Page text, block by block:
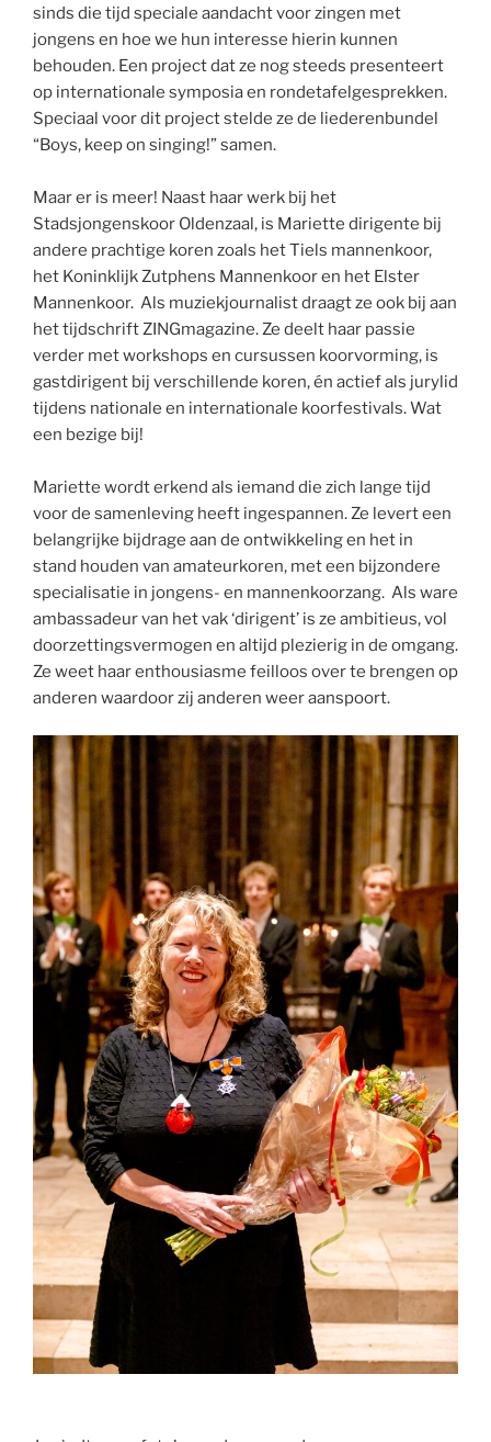
sinds die tijd speciale aandacht voor zingen met
jongens en hoe we hun interesse hierin kunnen
behouden. Een project dat ze nog steeds presenteert
op internationale symposia en rondetafelgesprekken.
Speciaal voor dit project stelde ze de liederenbundel
“Boys, keep on singing!” samen.
Maar er is meer! Naast haar werk bij het
Stadsjongenskoor Oldenzaal, is Mariette dirigente bij
andere prachtige koren zoals het Tiels mannenkoor,
het Koninklijk Zutphens Mannenkoor en het Elster
Mannenkoor. Als muziekjournalist draagt ze ook bij aan
het tijdschrift ZINGmagazine. Ze deelt haar passie
verder met workshops en cursussen koorvorming, is
gastdirigent bij verschillende koren, én actief als jurylid
tijdens nationale en internationale koorfestivals. Wat
een bezige bij!
Mariette wordt erkend als iemand die zich lange tijd
voor de samenleving heeft ingespannen. Ze levert een
belangrijke bijdrage aan de ontwikkeling en het in
stand houden van amateurkoren, met een bijzondere
specialisatie in jongens- en mannenkoorzang. Als ware
ambassadeur van het vak ‘dirigent’ is ze ambitieus, vol
doorzettingsvermogen en altijd plezierig in de omgang.
Ze weet haar enthousiasme feilloos over te brengen op
anderen waardoor zij anderen weer aanspoort.